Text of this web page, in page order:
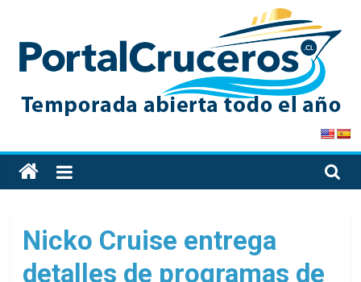
content
PortalCruceros
Toda
la
de
cruceros
en
Nicko Cruise entrega
detalles de programas de